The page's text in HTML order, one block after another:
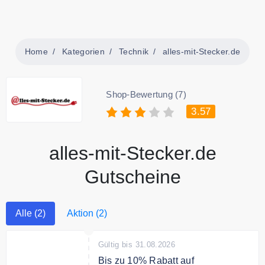
Home Kategorien Technik alles-mit-Stecker.de
Shop-Bewertung (7)
3.57
alles-mit-Stecker.de
Gutscheine
Alle (2) Aktion (2)
Gültig bis 31.08.2026
Bis zu 10% Rabatt auf